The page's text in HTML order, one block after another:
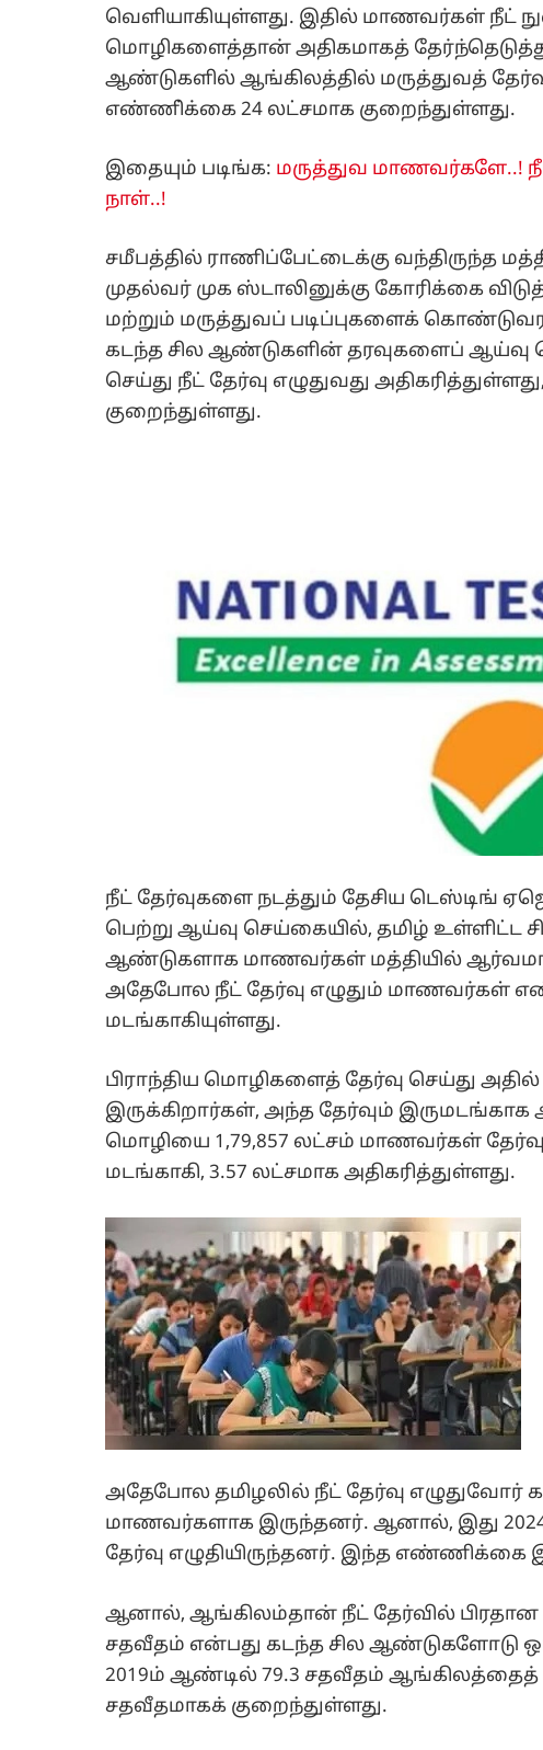
வெளியாகியுள்ளது. இதில் மாணவர்கள் நீட்
மொழிகளைத்தான் அதிகமாகத்
ஆண்டுகளில் ஆங்கிலத்தில் மருத்துவத்
எண்ணி்க்கை 24 லட்சமாக குறைந்துள்ளது.
இதையும் படிங்க: மருத்துவ மாணவர்களே..!
நாள்..!
சமீபத்தில் ராணிப்பேட்டைக்கு வந்திருந்த
முதல்வர் முக ஸ்டாலினுக்கு கோரிக்கை
மற்றும் மருத்துவப் படிப்புகளைக்
கடந்த சில ஆண்டுகளின் தரவுகளைப் ஆய்வு
செய்து நீட் தேர்வு எழுதுவது
குறைந்துள்ளது.
நீட் தேர்வுகளை நடத்தும் தேசிய டெஸ்டிங்
பெற்று ஆய்வு செய்கையில், தமிழ் உள்ளிட்ட
ஆண்டுகளாக மாணவர்கள் மத்தியில் ஆர்வமாக
அதேபோல நீட் தேர்வு எழுதும் மாணவர்கள்
மடங்காகியுள்ளது.
பிராந்திய மொழிகளைத் தேர்வு செய்து
இருக்கிறார்கள், அந்த தேர்வும் இருமடங்காக
மொழியை 1,79,857 லட்சம் மாணவர்கள்
மடங்காகி, 3.57 லட்சமாக அதிகரித்துள்ளது.
அதேபோல தமிழலில் நீட் தேர்வு எழுதுவோர்
மாணவர்களாக இருந்தனர். ஆனால், இது
தேர்வு எழுதியிருந்தனர். இந்த எண்ணிக்கை
ஆனால், ஆங்கிலம்தான் நீட் தேர்வில்
சதவீதம் என்பது கடந்த சில ஆண்டுகளோடு
2019ம் ஆண்டில் 79.3 சதவீதம் ஆங்கிலத்தைத்
சதவீதமாகக் குறைந்துள்ளது.